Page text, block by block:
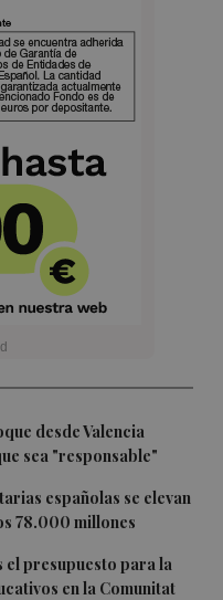
desde Valencia
sea "responsable"
españolas se elevan
78.000 millones
el presupuesto para la
en la Comunitat